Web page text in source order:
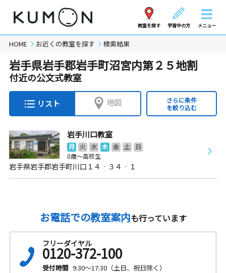
教室を探す 学習中の方 メニュー
HOME お近くの教室を探す 検索結果
岩手県岩手郡岩手町沼宮内第２５地割
付近の公文式教室
リスト 地図
さらに条件
を絞り込む
岩手川口教室
月 火 水 木 金 土
日
0歳～高校生
岩手県岩手郡岩手町川口１４‐３４‐１
お電話での教室案内も行っています
フリーダイヤル
0120-372-100
受付時間 9:30～17:30（土日、祝日除く）